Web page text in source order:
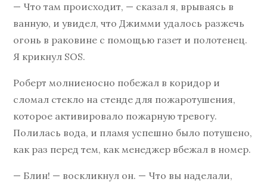
— Что там происходит, — сказал я, врываясь в
ванную, и увидел, что Джимми удалось разжечь
огонь в раковине с помощью газет и полотенец.
Я крикнул SOS.
Роберт молниеносно побежал в коридор и
сломал стекло на стенде для пожаротушения,
которое активировало пожарную тревогу.
Полилась вода, и пламя успешно было потушено,
как раз перед тем, как менеджер вбежал в номер.
— Блин! — воскликнул он. — Что вы наделали,